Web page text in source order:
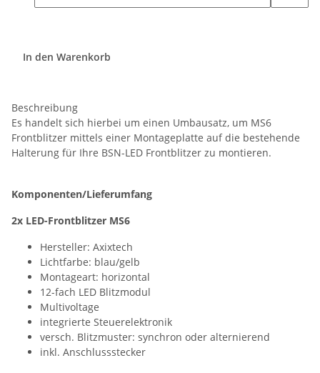
In den Warenkorb
Beschreibung
Es handelt sich hierbei um einen Umbausatz, um MS6
Frontblitzer mittels einer Montageplatte auf die bestehende
Halterung für Ihre BSN-LED Frontblitzer zu montieren.
Komponenten/Lieferumfang
2x LED-Frontblitzer MS6
Hersteller: Axixtech
Lichtfarbe: blau/gelb
Montageart: horizontal
12-fach LED Blitzmodul
Multivoltage
integrierte Steuerelektronik
versch. Blitzmuster: synchron oder alternierend
inkl. Anschlussstecker